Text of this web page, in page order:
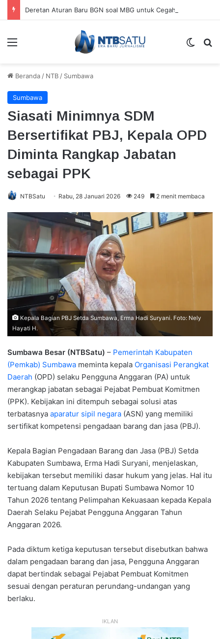
Menu
Beranda / NTB / Sumbawa
Sumbawa
Siasati Minimnya SDM
Bersertifikat PBJ, Kepala OPD
Diminta Rangkap Jabatan
sebagai PPK
NTBSatu Rabu, 28 Januari 2026 249 2 menit membaca
Kepala Bagian PBJ Setda Sumbawa, Erma Hadi Suryani. Foto: Nely
Hayati H.
Sumbawa Besar (NTBSatu) – Pemerintah Kabupaten
(Pemkab) Sumbawa meminta kepala Organisasi Perangkat
Daerah (OPD) selaku Pengguna Anggaran (PA) untuk
merangkap jabatan sebagai Pejabat Pembuat Komitmen
(PPK). Kebijakan ini ditempuh sebagai solusi atas
terbatasnya aparatur sipil negara (ASN) yang memiliki
sertifikat kompetensi pengadaan barang dan jasa (PBJ).
Kepala Bagian Pengadaan Barang dan Jasa (PBJ) Setda
Kabupaten Sumbawa, Erma Hadi Suryani, menjelaskan,
kebijakan tersebut memiliki dasar hukum yang jelas. Hal itu
tertuang dalam Keputusan Bupati Sumbawa Nomor 10
Tahun 2026 tentang Pelimpahan Kekuasaan kepada Kepala
Daerah Selaku Pejabat Pengguna Anggaran Tahun
Anggaran 2026.
Pada diktum ketiga keputusan tersebut disebutkan bahwa
dalam pengadaan barang dan jasa, Pengguna Anggaran
dapat bertindak sebagai Pejabat Pembuat Komitmen
sesuai dengan peraturan perundang-undangan yang
berlaku.
IKLAN